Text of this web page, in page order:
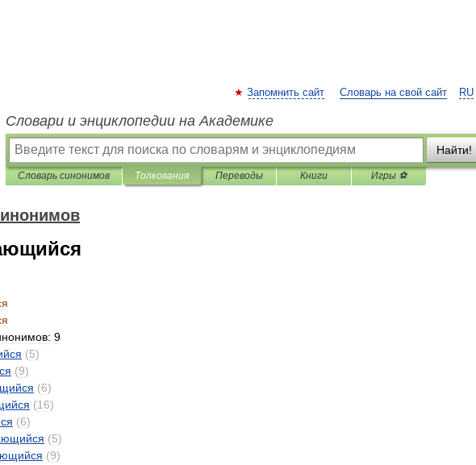
RU
Запомнить сайт Словарь на свой сайт
Словари и энциклопедии на Академике
Найти!
Словарь синонимов Толкования Переводы Книги Игры ⚽
9
(5)
(9)
(6)
(16)
(6)
(5)
(9)